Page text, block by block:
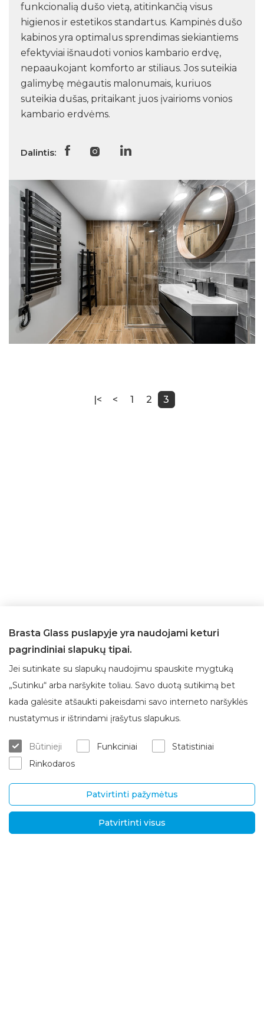
funkcionalią dušo vietą, atitinkančią visus
higienos ir estetikos standartus. Kampinės dušo
kabinos yra optimalus sprendimas siekiantiems
efektyviai išnaudoti vonios kambario erdvę,
nepaaukojant komforto ar stiliaus. Jos suteikia
galimybę mėgautis malonumais, kuriuos
suteikia dušas, pritaikant juos įvairioms vonios
kambario erdvėms.
Dalintis:
|< < 1 2 3
Apie Brasta Glass
Apie mus
Karjera
Kontaktai
Klientų aptarnavimas
Matavimas/konsultacija
Garantinis/ pogarantinis aptar
navimas
Pristatymas ir grąžinimas
Brasta Glass puslapyje yra naudojami keturi
pagrindiniai slapukų tipai.
Jei sutinkate su slapukų naudojimu spauskite mygtuką
„Sutinku“ arba naršykite toliau. Savo duotą sutikimą bet
kada galėsite atšaukti pakeisdami savo interneto naršyklės
nustatymus ir ištrindami įrašytus slapukus.
Būtinieji Funkciniai
Statistiniai
Rinkodaros
Patvirtinti pažymėtus
Patvirtinti visus